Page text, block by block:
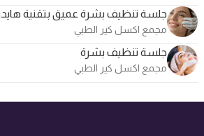
جلسة تنظيف بشرة عميق بتقنية
مجمع اكسل كير الطبي
جلسة تنظيف بشرة
مجمع اكسل كير الطبي